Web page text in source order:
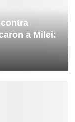
a Milei: